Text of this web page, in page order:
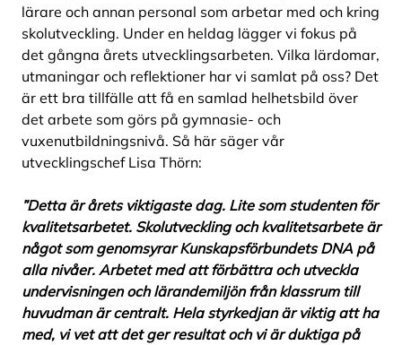
lärare och annan personal som arbetar med och kring
skolutveckling. Under en heldag lägger vi fokus på
det gångna årets utvecklingsarbeten. Vilka lärdomar,
utmaningar och reflektioner har vi samlat på oss? Det
är ett bra tillfälle att få en samlad helhetsbild över
det arbete som görs på gymnasie- och
vuxenutbildningsnivå. Så här säger vår
utvecklingschef Lisa Thörn:
”Detta är årets viktigaste dag. Lite som studenten för
kvalitetsarbetet. Skolutveckling och kvalitetsarbete är
något som genomsyrar Kunskapsförbundets DNA på
alla nivåer. Arbetet med att förbättra och utveckla
undervisningen och lärandemiljön från klassrum till
huvudman är centralt. Hela styrkedjan är viktig att ha
med, vi vet att det ger resultat och vi är duktiga på